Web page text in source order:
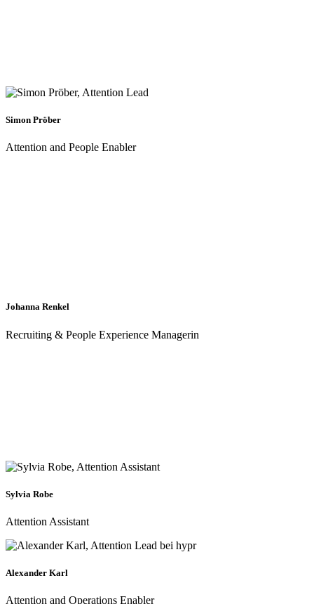
Simon Pröber
Attention and People Enabler
Johanna Renkel
Recruiting & People Experience Managerin
Sylvia Robe
Attention Assistant
Alexander Karl
Attention and Operations Enabler